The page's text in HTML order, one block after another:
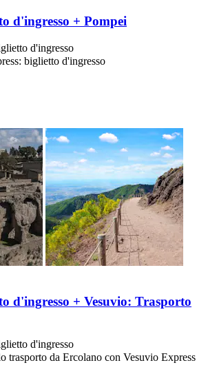
d'ingresso + Pompei
d'ingresso
biglietto d'ingresso
d'ingresso + Vesuvio: Trasporto
d'ingresso
trasporto da Ercolano con Vesuvio Express